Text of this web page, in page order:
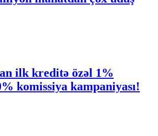
ilk kreditə özəl 1%
komissiya kampaniyası!